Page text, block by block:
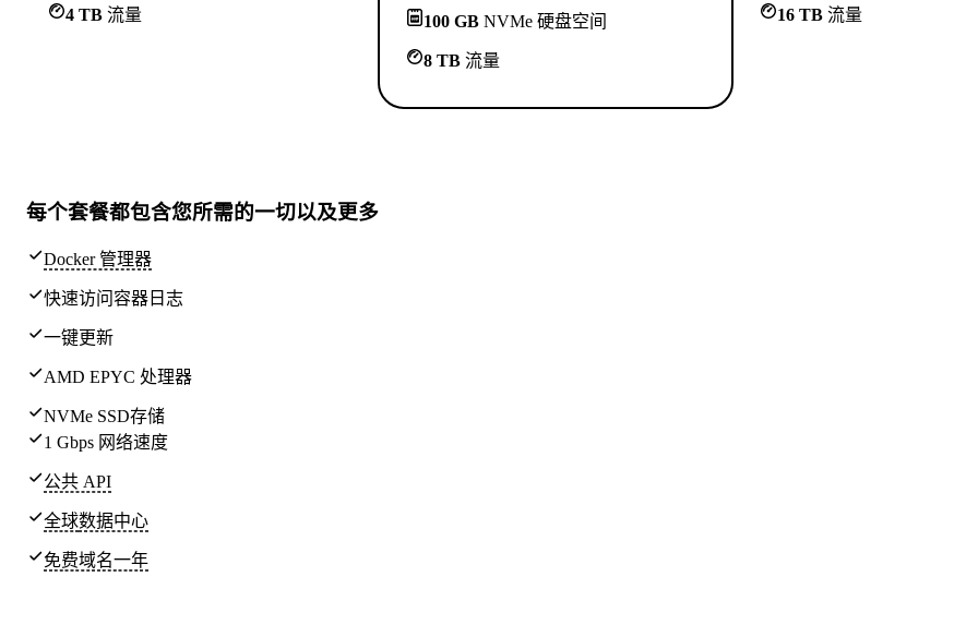
4 TB 流量 100 GB NVMe 硬盘空间
8 TB 流量
16 TB 流量
每个套餐都包含您所需的一切以及更多
Docker 管理器
快速访问容器日志
一键更新
AMD EPYC 处理器
NVMe SSD存储
1 Gbps 网络速度
公共 API
全球数据中心
免费域名一年